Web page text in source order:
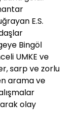
E.S.
Bingöl
UMKE ve
sarp ve zorlu
arama ve
olay